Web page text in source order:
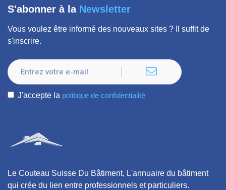
S'abonner à la Newsletter
Vous voulez être informé des nouveaux sites ? Il suffit de
s'inscrire.
J'accepte la politique de confidentialité
Le Couteau Suisse Du Bâtiment, L'annuaire du bâtiment
qui crée du lien entre professionnels et particuliers.